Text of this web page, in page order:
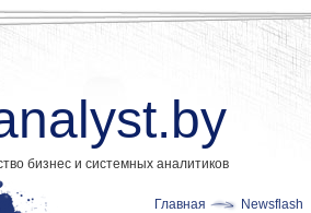
бизнес и системных аналитиков
Главная Newsflash